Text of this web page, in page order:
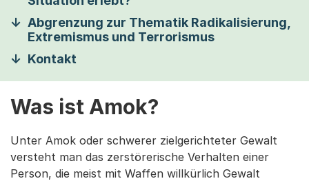
Abgrenzung zur Thematik Radikalisierung,
Extremismus und Terrorismus
Kontakt
Was ist Amok?
Unter Amok oder schwerer zielgerichteter Gewalt
versteht man das zerstörerische Verhalten einer
Person, die meist mit Waffen willkürlich Gewalt